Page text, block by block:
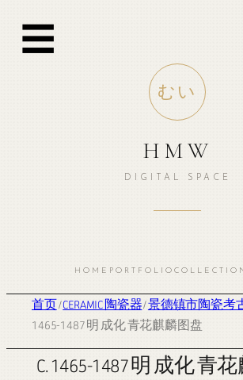
☰
むい
HMW
DIGITAL SPACE
HOME PORTFOLIO
首页/CERAMIC 陶瓷器/景德镇市陶瓷考
1465-1487 明 成化 青花麒麟图盘
C. 1465-1487 明 成化 青